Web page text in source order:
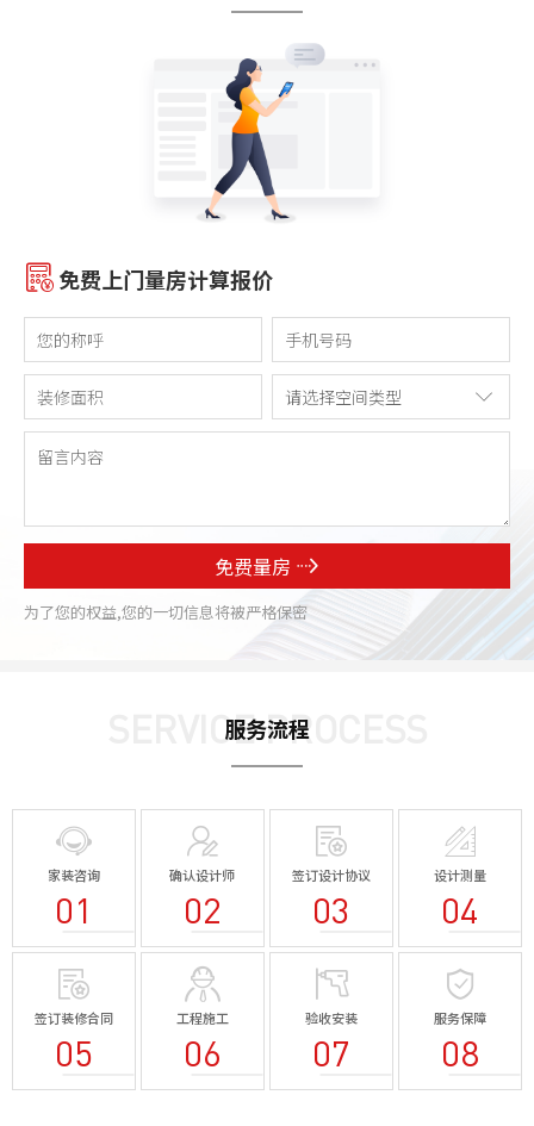
免费上门量房计算报价
免费量房
为了您的权益,您的一切信息将被严格保密
SERVICE PROCESS
服务流程
家装咨询
01
确认设计师
02
签订设计协议
03
设计测量
04
签订装修合同
05
工程施工
06
验收安装
07
服务保障
08